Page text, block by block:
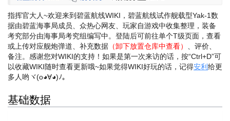
指挥官大人~欢迎来到碧蓝航线WIKI，碧蓝航线试作舰载型Yak-1数
据由碧蓝海事局成员、众热心网友、玩家自游戏中收集整理，装备
考究部分由海事局考究组编写中。登陆后可前往单个T级页面，查看
或上传对应舰炮弹道、补充数据 （卸下放置仓库中查看） 、评价、
备注。感谢您对WIKI的支持！ 如果是第一次来访的话，按“Ctrl+D”可
以收藏WIKI随时查看更新哦~如果觉得WIKI好玩的话，记得安利 给更
多人哟ヾ(o◕∀◕)ﾉ。
基础数据